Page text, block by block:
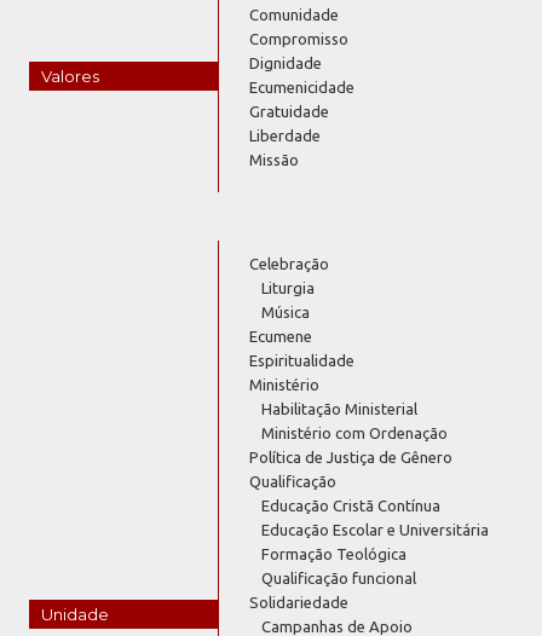
Valores
Comunidade
Compromisso
Dignidade
Ecumenicidade
Gratuidade
Liberdade
Missão
Unidade
Celebração
Liturgia
Música
Ecumene
Espiritualidade
Ministério
Habilitação Ministerial
Ministério com Ordenação
Política de Justiça de Gênero
Qualificação
Educação Cristã Contínua
Educação Escolar e Universitária
Formação Teológica
Qualificação funcional
Solidariedade
Campanhas de Apoio